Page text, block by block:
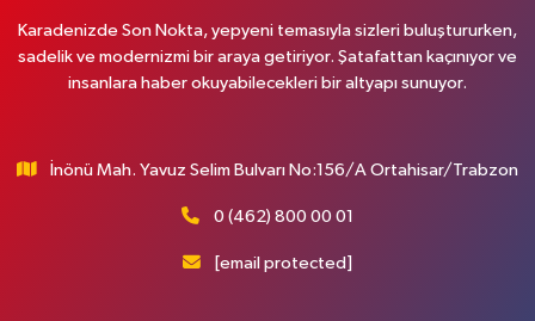
Karadenizde Son Nokta, yepyeni temasıyla sizleri buluştururken,
sadelik ve modernizmi bir araya getiriyor. Şatafattan kaçınıyor ve
insanlara haber okuyabilecekleri bir altyapı sunuyor.
İnönü Mah. Yavuz Selim Bulvarı No:156/A Ortahisar/Trabzon
0 (462) 800 00 01
[email protected]